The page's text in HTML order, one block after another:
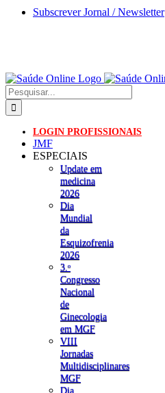
Skip
Subscrever Jornal / Newsletter
Pesquisar
LOGIN PROFISSIONAIS
JMF
ESPECIAIS
Update em
medicina
2026
Dia
Mundial
da
Esquizofrenia
2026
3.ᵒ
Congresso
Nacional
de
Ginecologia
em MGF
VIII
Jornadas
Multidisciplinares
MGF
Dia